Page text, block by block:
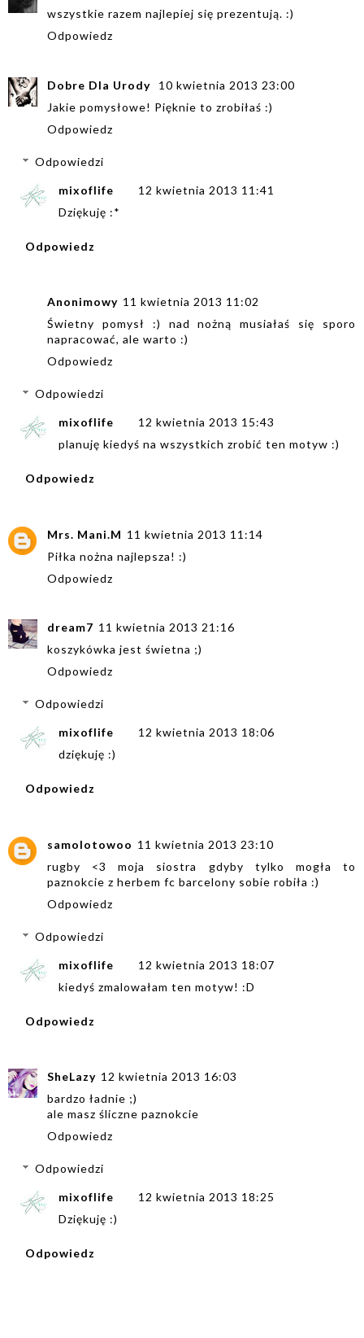
wszystkie razem najlepiej się prezentują. :)
Odpowiedz
Dobre Dla Urody
10 kwietnia 2013 23:00
Jakie pomysłowe! Pięknie to zrobiłaś :)
Odpowiedz
Odpowiedzi
mixoflife
12 kwietnia 2013 11:41
Dziękuję :*
Odpowiedz
Anonimowy 11 kwietnia 2013 11:02
Świetny pomysł :) nad nożną musiałaś się sporo
napracować, ale warto :)
Odpowiedz
Odpowiedzi
mixoflife
12 kwietnia 2013 15:43
planuję kiedyś na wszystkich zrobić ten motyw :)
Odpowiedz
Mrs. Mani.M 11 kwietnia 2013 11:14
Piłka nożna najlepsza! :)
Odpowiedz
dream7 11 kwietnia 2013 21:16
koszykówka jest świetna ;)
Odpowiedz
Odpowiedzi
mixoflife
12 kwietnia 2013 18:06
dziękuję :)
Odpowiedz
samolotowoo 11 kwietnia 2013 23:10
rugby <3 moja siostra gdyby tylko mogła to
paznokcie z herbem fc barcelony sobie robiła :)
Odpowiedz
Odpowiedzi
mixoflife
12 kwietnia 2013 18:07
kiedyś zmalowałam ten motyw! :D
Odpowiedz
SheLazy 12 kwietnia 2013 16:03
bardzo ładnie ;)
ale masz śliczne paznokcie
Odpowiedz
Odpowiedzi
mixoflife
12 kwietnia 2013 18:25
Dziękuję :)
Odpowiedz